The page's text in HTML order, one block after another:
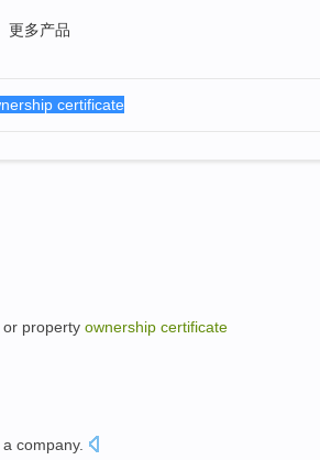
更多产品
or property ownership certificate
, a company.